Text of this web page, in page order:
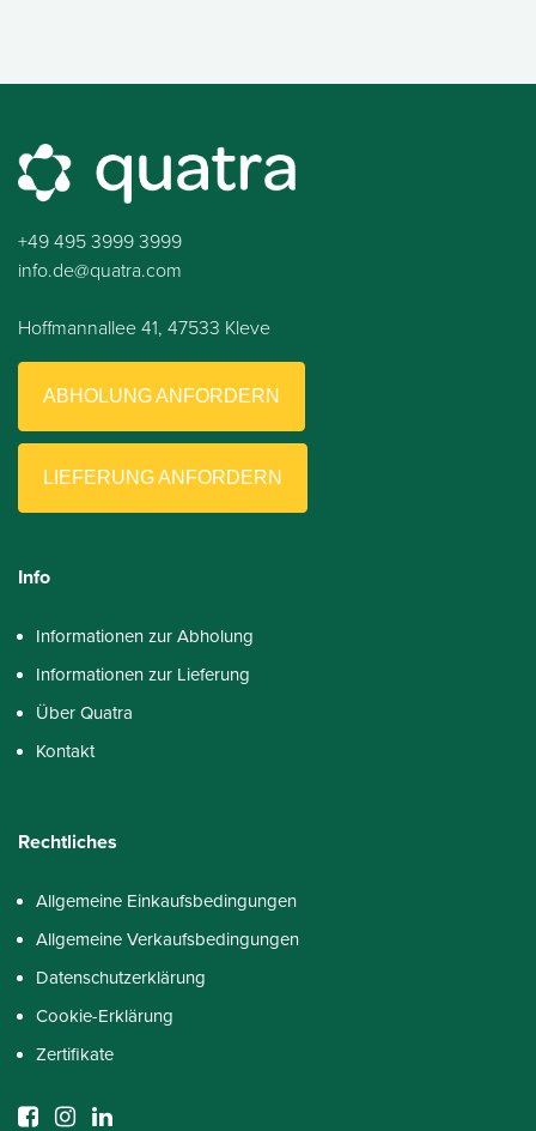
+49 495 3999 3999
info.de@quatra.com
Hoffmannallee 41, 47533 Kleve
ABHOLUNG ANFORDERN
LIEFERUNG ANFORDERN
Info
Informationen zur Abholung
Informationen zur Lieferung
Über Quatra
Kontakt
Rechtliches
Allgemeine Einkaufsbedingungen
Allgemeine Verkaufsbedingungen
Datenschutzerklärung
Cookie-Erklärung
Zertifikate